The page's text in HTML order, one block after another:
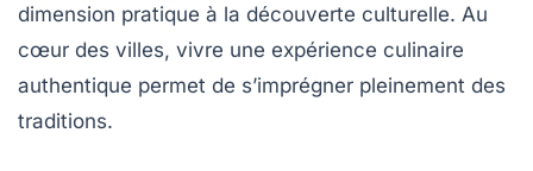
dimension pratique à la découverte culturelle. Au
cœur des villes, vivre une expérience culinaire
authentique permet de s’imprégner pleinement des
traditions.